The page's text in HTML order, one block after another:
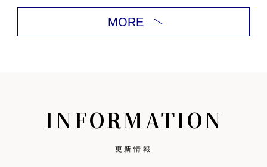
MORE
INFORMATION
更新情報